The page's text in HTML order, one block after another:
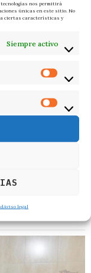
nos permitirá
únicas en este sitio. No
ciertas características y
Siempre activo
Aviso legal
quince más han